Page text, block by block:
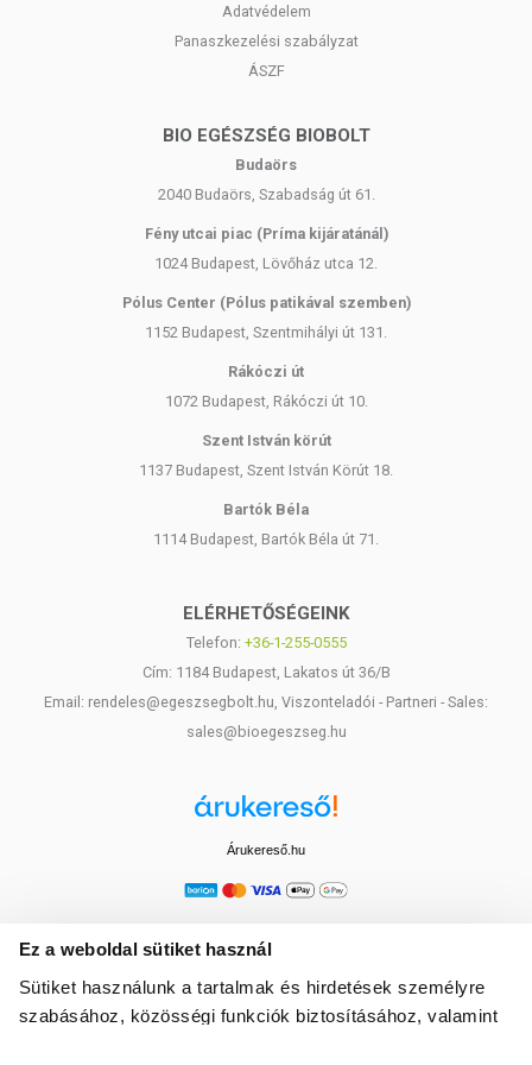
Ez a weboldal sütiket használ
Sütiket használunk a tartalmak és hirdetések személyre
szabásához, közösségi funkciók biztosításához, valamint
Betegség esetén használatát beszélje meg kezelőorvosával. Az
ajánlott napi fogyasztási mennyiséget ne lépje túl! Ne szedje a
készítményt, ha az összetevők bármelyikére érzékeny vagy
Adatvédelem
Panaszkezelési szabályzat
ÁSZF
BIO EGÉSZSÉG BIOBOLT
Budaörs
2040 Budaörs, Szabadság út 61.
Fény utcai piac (Príma kijáratánál)
1024 Budapest, Lövőház utca 12.
Pólus Center (Pólus patikával szemben)
1152 Budapest, Szentmihályi út 131.
Rákóczi út
1072 Budapest, Rákóczi út 10.
Szent István körút
1137 Budapest, Szent István Körút 18.
Bartók Béla
1114 Budapest, Bartók Béla út 71.
ELÉRHETŐSÉGEINK
Telefon: +36-1-255-0555
Cím: 1184 Budapest, Lakatos út 36/B
Email: rendeles@egeszsegbolt.hu, Viszonteladói - Partneri - Sales:
sales@bioegeszseg.hu
Árukereső.hu